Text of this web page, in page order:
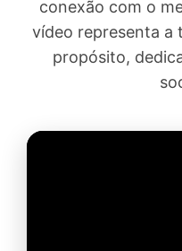
conexão com o
vídeo representa a
propósito,